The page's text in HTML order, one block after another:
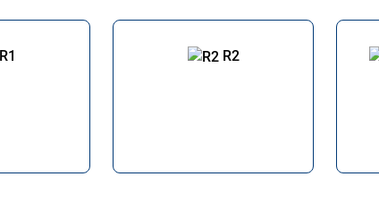
R1 R2